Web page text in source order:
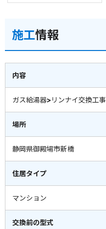
施工情報
内容
ガス給湯器>リンナイ交換工事
場所
静岡県御殿場市新橋
住居タイプ
マンション
交換前の型式